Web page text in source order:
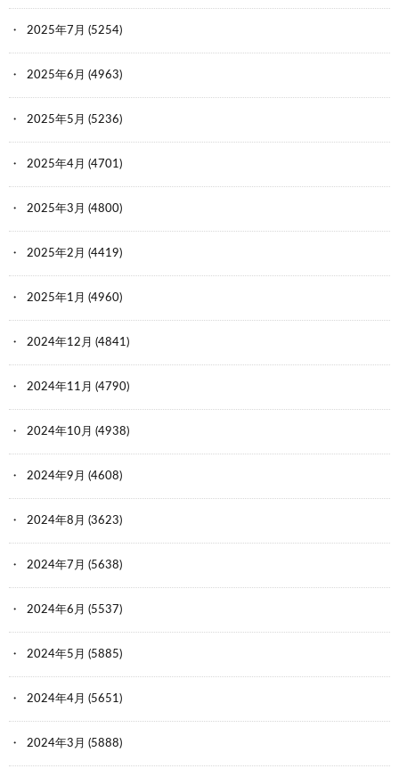
2025年7月 (5254)
2025年6月 (4963)
2025年5月 (5236)
2025年4月 (4701)
2025年3月 (4800)
2025年2月 (4419)
2025年1月 (4960)
2024年12月 (4841)
2024年11月 (4790)
2024年10月 (4938)
2024年9月 (4608)
2024年8月 (3623)
2024年7月 (5638)
2024年6月 (5537)
2024年5月 (5885)
2024年4月 (5651)
2024年3月 (5888)